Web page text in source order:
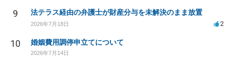
9 法テラス経由の弁護士が財産分与を未解決のまま放置
2026年7月18日 2
10 婚姻費用調停申立てについて
2026年7月14日